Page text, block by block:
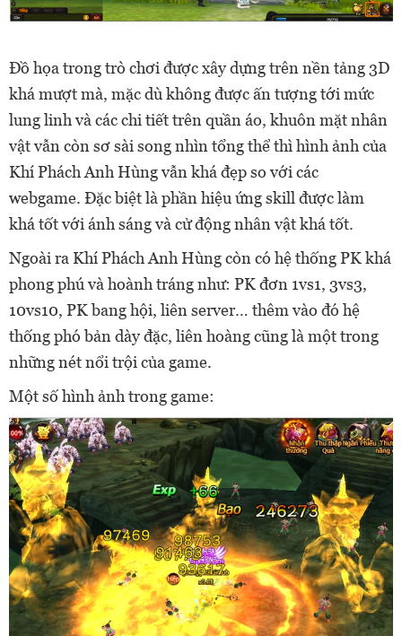
Đồ họa trong trò chơi được xây dựng trên nền tảng 3D
khá mượt mà, mặc dù không được ấn tượng tới mức
lung linh và các chi tiết trên quần áo, khuôn mặt nhân
vật vẫn còn sơ sài song nhìn tổng thể thì hình ảnh của
Khí Phách Anh Hùng vẫn khá đẹp so với các
webgame. Đặc biệt là phần hiệu ứng skill được làm
khá tốt với ánh sáng và cử động nhân vật khá tốt.
Ngoài ra Khí Phách Anh Hùng còn có hệ thống PK khá
phong phú và hoành tráng như: PK đơn 1vs1, 3vs3,
10vs10, PK bang hội, liên server… thêm vào đó hệ
thống phó bản dày đặc, liên hoàng cũng là một trong
những nét nổi trội của game.
Một số hình ảnh trong game: